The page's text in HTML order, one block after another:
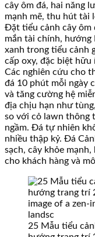
cây ôm đá, hai năng
mạnh mẽ, thu hút tài
Đặt tiểu cảnh cây ôm
mắn tài chính, hướng
xanh trong tiểu cảnh
cấp oxy, đặc biệt
Các nghiên cứu cho
đá 10 phút mỗi ngày
và tăng cường hệ
địa chịu hạn như
so với cỏ lawn thông
ngầm. Đá tự nhiên
nhiều thập kỷ. Đá
sạch, cây khỏe
cho khách hàng và
25 Mẫu tiểu